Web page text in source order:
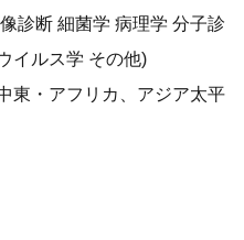
診断 細菌学 病理学 分子診
イルス学 その他)
東・アフリカ、アジア太平